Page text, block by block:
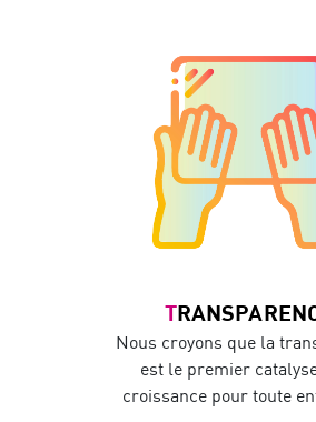
Nous croyons que la
est le premier
croissance pour toute